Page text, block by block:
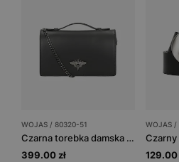
WOJAS / 80320-51
Czarna torebka damska z ozdobnym zapięciem w kształcie owada
399.00 zł
WOJAS /
129.00